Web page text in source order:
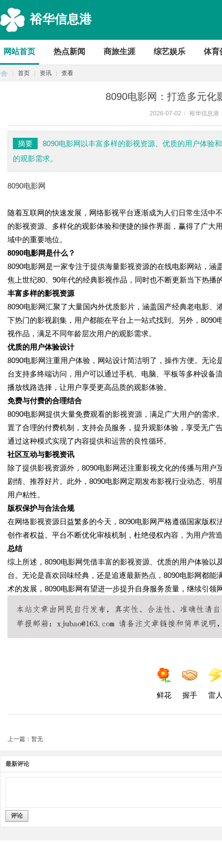
裕华信息港
网站首页 热点新闻 商旅生涯 综艺娱乐 体育
首页 资讯 查看
8090电影网：打造多元化
2026-07-02 / 裕华信息港
摘要
8090电影网以丰富多样的影视资源、优质的用户体验
的观影需求。
8090电影网
随着互联网的快速发展，网络影视平台逐渐成为人们日常生活中
的影视资源、多样化的观影体验和便捷的操作界面，赢得了广大
域中的重要地位。
8090电影网是什么？
8090电影网是一家专注于提供海量影视资源的在线电影网站，
焦上世纪80、90年代的经典影视作品，同时也不断更新当下热播
丰富多样的影视资源
8090电影网汇聚了大量国内外优质影片，涵盖国产经典老电影
下热门的影视剧集，用户都能在平台上一站式找到。另外，
视作品，满足不同年龄层次用户的观影需求。
优质的用户体验设计
8090电影网注重用户体验，网站设计简洁明了，操作方便。无
台支持多终端访问，用户可以通过手机、电脑、平板等多种设备
播放线路选择，让用户享受更高品质的观影体验。
免费与付费的合理结合
8090电影网提供大量免费观看的影视资源，满足广大用户的需
置了合理的付费机制，支持会员服务，提升观影体验，享受无广
通过这种模式实现了内容提供和运营的良性循环。
社区互动与影视资讯
除了提供影视资源外，8090电影网还注重影视文化的传播与用
剧情、推荐好片。此外，8090电影网定期发布影视行业动态、
用户粘性。
版权保护与合法合规
在网络影视资源日益繁多的今天，8090电影网严格遵循国家版
创作者权益。平台不断优化审核机制，杜绝侵权内容，为用户营
总结
综上所述，8090电影网凭借丰富的影视资源、优质的用户体验
台。无论是喜欢回味经典，还是追逐最新热点，8090电影网都
术的发展，8090电影网有望进一步提升自身服务质量，继续引领
鲜花 握手 雷
上一篇：暂无
最新评论
评论